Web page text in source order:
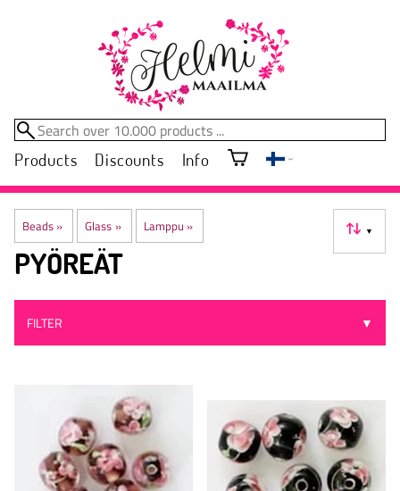
Products Discounts Info
Beads‪» Glass ‪» Lamppu ‪» ▼
PYÖREÄT
FILTER ▼